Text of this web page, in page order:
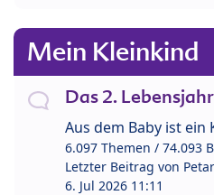
Mein Kleinkind
Das 2. Lebensjahr
Aus dem Baby ist
6.097 Themen / 74.093
Letzter Beitrag von
6. Jul 2026 11:11